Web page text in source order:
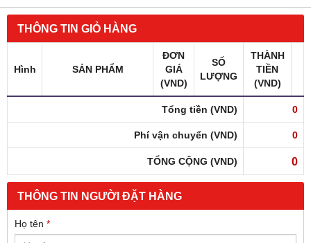
THÔNG TIN GIỎ HÀNG
Hình SẢN PHẨM
ĐƠN
GIÁ
(VND)
SỐ
LƯỢNG
THÀNH
TIỀN
(VND)
Tổng tiền (VND) 0
Phí vận chuyển (VND) 0
TỔNG CỘNG (VND) 0
THÔNG TIN NGƯỜI ĐẶT HÀNG
Họ tên *